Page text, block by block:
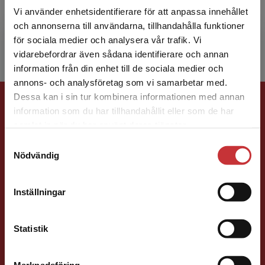
Vi använder enhetsidentifierare för att anpassa innehållet
och annonserna till användarna, tillhandahålla funktioner
för sociala medier och analysera vår trafik. Vi
vidarebefordrar även sådana identifierare och annan
information från din enhet till de sociala medier och
annons- och analysföretag som vi samarbetar med.
Dessa kan i sin tur kombinera informationen med annan
information som du har tillhandahållit eller som de har
Nödvändig
Inställningar
Statistik
Begränsad fraktregion
Det verkar som att du besöker
studentlitteratur.se via en enhet utanför Sverige.
Vi erbjuder inte leveranser utanför Sverige. För
att kunna slutföra ett köp måste
läsprocesser vid Uppsala universitet. Hon har
under många år undervis...
Förlagskontakt